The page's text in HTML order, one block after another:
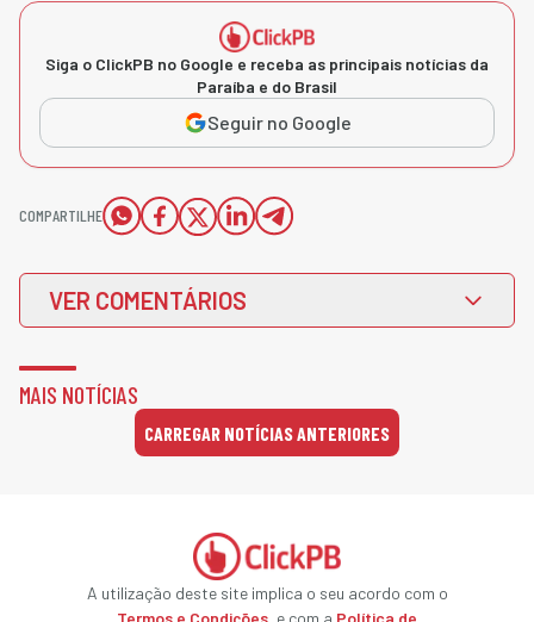
Siga o ClickPB no Google e receba as principais notícias da
Paraíba e do Brasil
Seguir no Google
COMPARTILHE
VER COMENTÁRIOS
MAIS NOTÍCIAS
CARREGAR NOTÍCIAS ANTERIORES
A utilização deste site implica o seu acordo com o